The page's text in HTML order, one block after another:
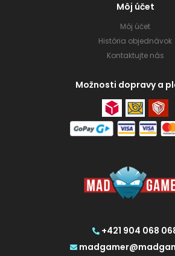
+421 904 068
Môj účet
Môj účet
História objednávok
Kontaktujte nás
Možnosti dopravy a